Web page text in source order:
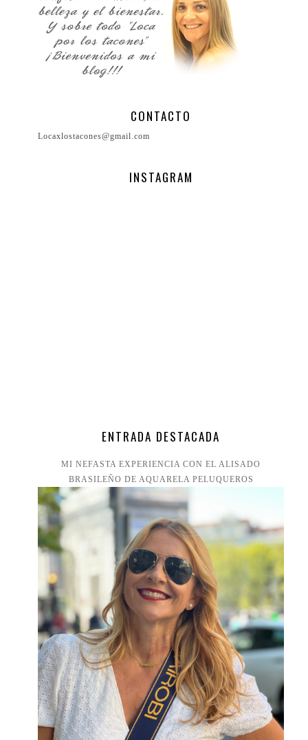
CONTACTO
Locaxlostacones@gmail.com
INSTAGRAM
ENTRADA DESTACADA
MI NEFASTA EXPERIENCIA CON EL ALISADO
BRASILEÑO DE AQUARELA PELUQUEROS